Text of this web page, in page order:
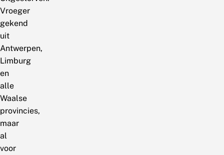
Vroeger
gekend
uit
Antwerpen,
Limburg
en
alle
Waalse
provincies,
maar
al
voor